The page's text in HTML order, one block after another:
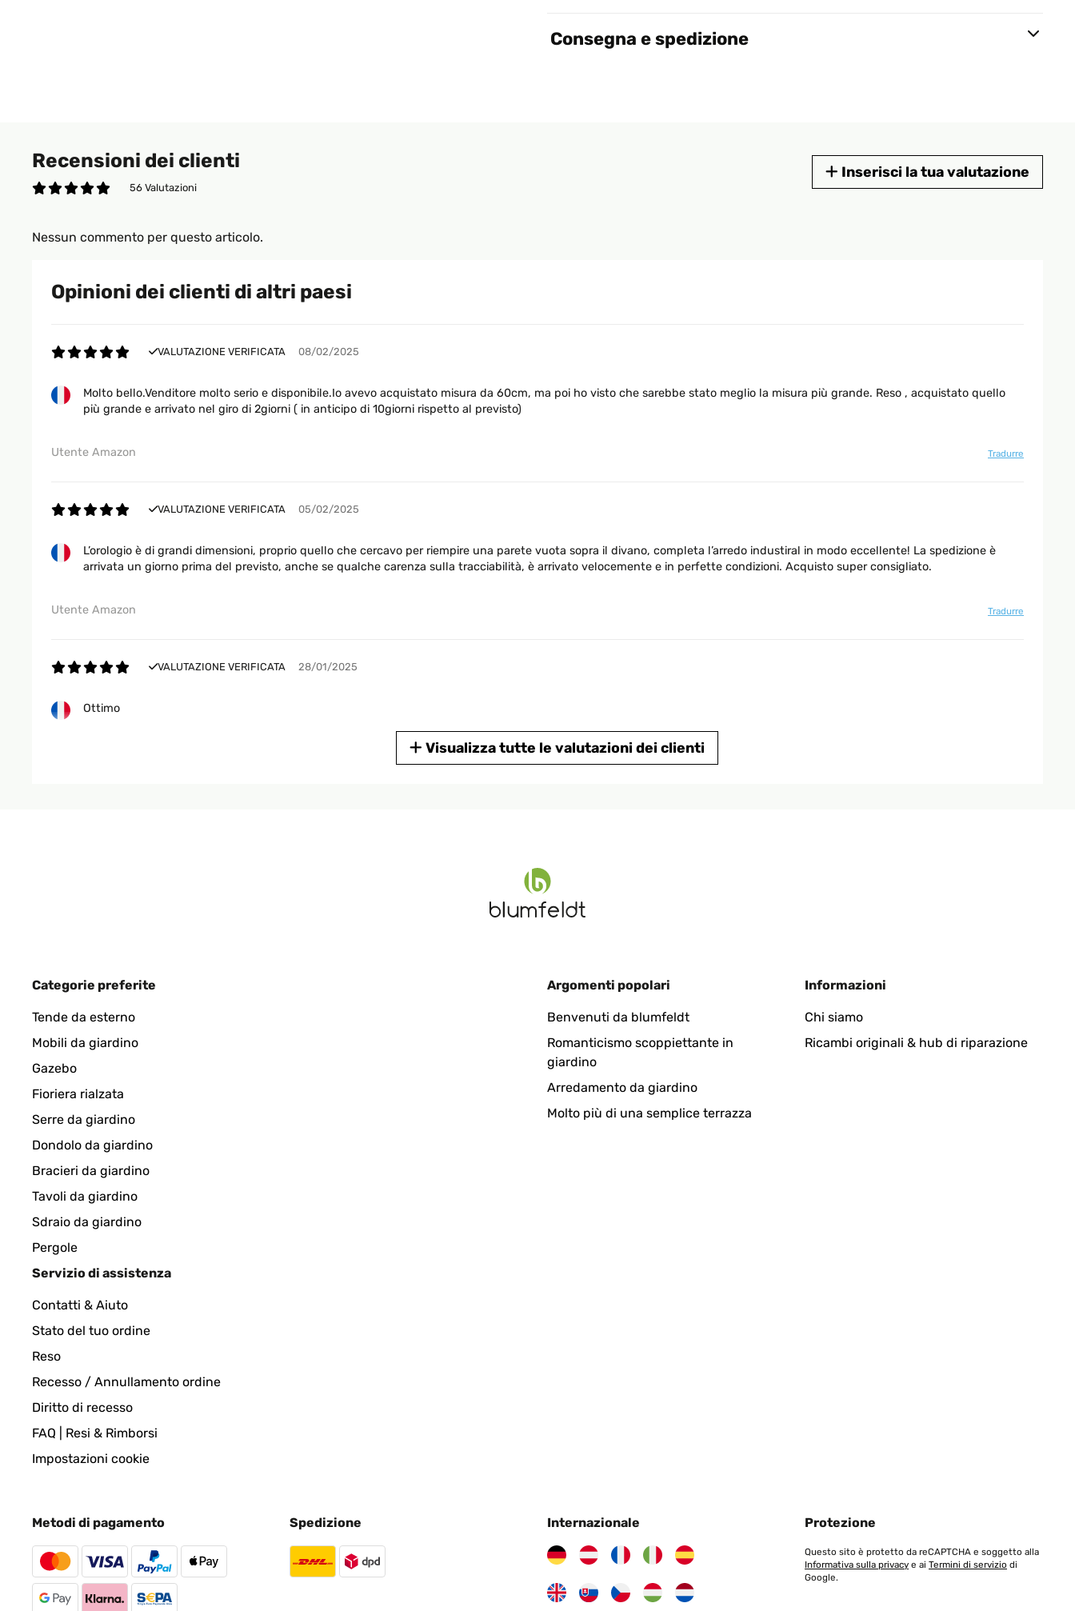
Consegna e spedizione
Recensioni dei clienti
56 Valutazioni
Inserisci la tua valutazione
Nessun commento per questo articolo.
Opinioni dei clienti di altri paesi
VALUTAZIONE VERIFICATA 08/02/2025
Molto bello.Venditore molto serio e disponibile.Io avevo acquistato misura da 60cm, ma poi ho visto che sarebbe stato meglio la misura più grande. Reso , acquistato quello
più grande e arrivato nel giro di 2giorni ( in anticipo di 10giorni rispetto al previsto)
Utente Amazon Tradurre
VALUTAZIONE VERIFICATA 05/02/2025
L’orologio è di grandi dimensioni, proprio quello che cercavo per riempire una parete vuota sopra il divano, completa l’arredo industiral in modo eccellente! La spedizione è
arrivata un giorno prima del previsto, anche se qualche carenza sulla tracciabilità, è arrivato velocemente e in perfette condizioni. Acquisto super consigliato.
Utente Amazon Tradurre
VALUTAZIONE VERIFICATA 28/01/2025
Ottimo
Bonito. Tal e qual como anunciado.Chegou mais rápido do que esperado e em boas condições.
Usuario/a de amazon
Orologio da parete molto bello. Consiglio a tutti per chi vuole qualcosa di bello da esporre
Utente Amazon
Bello ,d effetto
VALUTAZIONE VERIFICATA 29/04/2024
Oggetto pervenuto con un imballo impeccabile, le lancette vengono protette con una copertura in plastica. Molto gradevole, di facile installazione e con un meccanismo di
Visualizza tutte le valutazioni dei clienti
Categorie preferite
Tende da esterno
Mobili da giardino
Gazebo
Fioriera rialzata
Serre da giardino
Dondolo da giardino
Bracieri da giardino
Tavoli da giardino
Sdraio da giardino
Pergole
Argomenti popolari
Benvenuti da blumfeldt
Romanticismo scoppiettante in
giardino
Arredamento da giardino
Molto più di una semplice terrazza
Informazioni
Chi siamo
Ricambi originali & hub di riparazione
Servizio di assistenza
Contatti & Aiuto
Stato del tuo ordine
Reso
Recesso / Annullamento ordine
Diritto di recesso
FAQ | Resi & Rimborsi
Impostazioni cookie
Metodi di pagamento Spedizione Internazionale Protezione
Questo sito è protetto da reCAPTCHA e soggetto alla
Informativa sulla privacy e ai Termini di servizio di
Google.